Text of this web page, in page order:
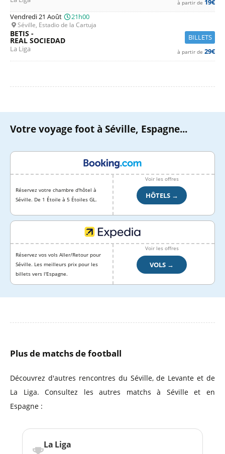
à partir de 19€
Vendredi 21 Août
21h00
Séville, Estadio de la Cartuja
BILLETS
BETIS -
REAL SOCIEDAD
La Liga à partir de 29€
Votre voyage foot à Séville, Espagne...
Réservez votre chambre d'hôtel à
Séville. De 1 Étoile à 5 Étoiles GL.
Voir les offres
HÔTELS →
Réservez vos vols Aller/Retour pour
Séville. Les meilleurs prix pour les
billets vers l'Espagne.
Voir les offres
VOLS →
Plus de matchs de football
Découvrez d'autres rencontres du Séville, de Levante et de
La Liga. Consultez les autres matchs à Séville et en
Espagne :
La Liga